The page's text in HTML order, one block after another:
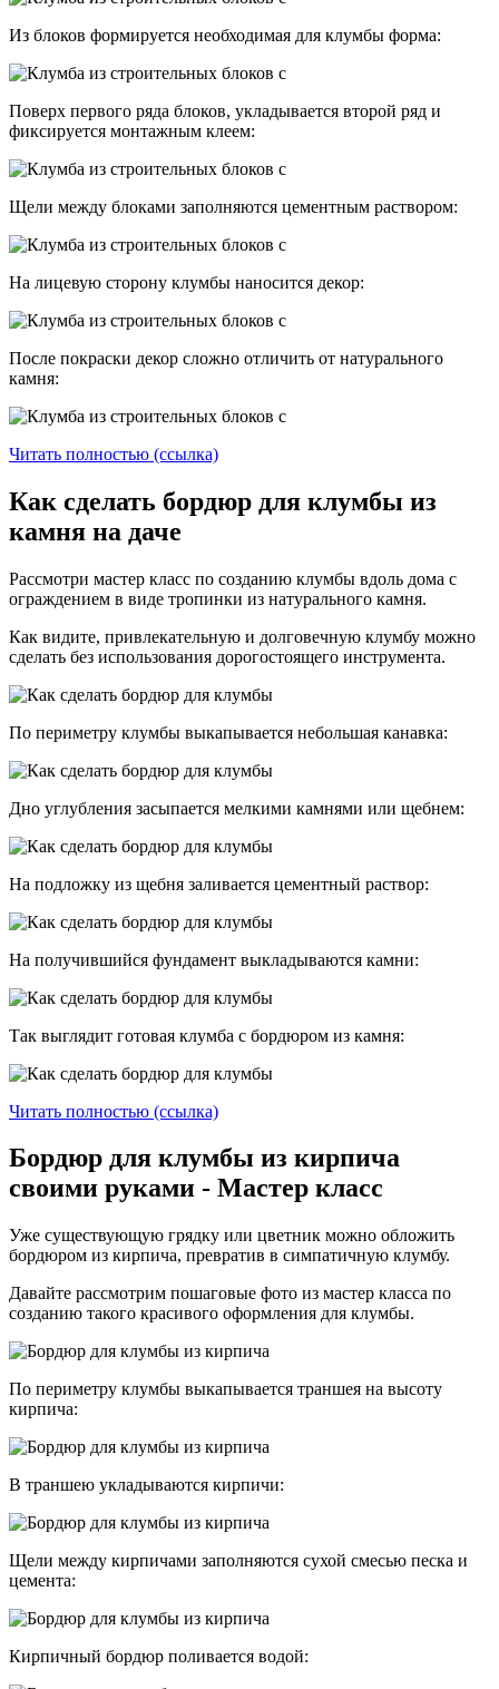
Из блоков формируется необходимая для клумбы форма:
Поверх первого ряда блоков, укладывается второй ряд и
фиксируется монтажным клеем:
Щели между блоками заполняются цементным раствором:
На лицевую сторону клумбы наносится декор:
После покраски декор сложно отличить от натурального
камня:
Читать полностью (ссылка)
Как сделать бордюр для клумбы из
камня на даче
Рассмотри мастер класс по созданию клумбы вдоль дома с
ограждением в виде тропинки из натурального камня.
Как видите, привлекательную и долговечную клумбу можно
сделать без использования дорогостоящего инструмента.
По периметру клумбы выкапывается небольшая канавка:
Дно углубления засыпается мелкими камнями или щебнем:
На подложку из щебня заливается цементный раствор:
На получившийся фундамент выкладываются камни:
Так выглядит готовая клумба с бордюром из камня:
Читать полностью (ссылка)
Бордюр для клумбы из кирпича
своими руками - Мастер класс
Уже существующую грядку или цветник можно обложить
бордюром из кирпича, превратив в симпатичную клумбу.
Давайте рассмотрим пошаговые фото из мастер класса по
созданию такого красивого оформления для клумбы.
По периметру клумбы выкапывается траншея на высоту
кирпича:
В траншею укладываются кирпичи:
Щели между кирпичами заполняются сухой смесью песка и
цемента:
Кирпичный бордюр поливается водой: